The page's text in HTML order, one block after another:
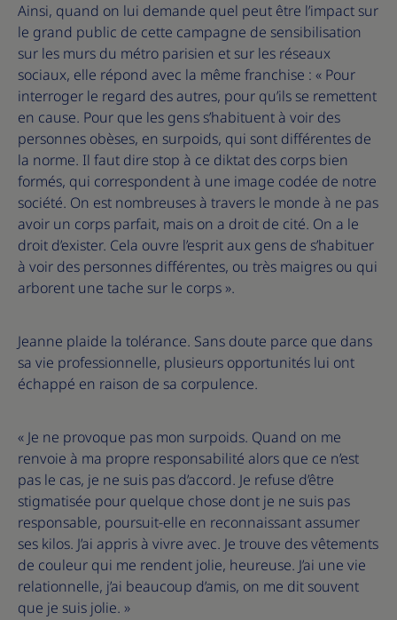
Ainsi, quand on lui demande quel peut être l’impact sur
le grand public de cette campagne de sensibilisation
sur les murs du métro parisien et sur les réseaux
sociaux, elle répond avec la même franchise : « Pour
interroger le regard des autres, pour qu’ils se remettent
en cause. Pour que les gens s’habituent à voir des
personnes obèses, en surpoids, qui sont différentes de
la norme. Il faut dire stop à ce diktat des corps bien
formés, qui correspondent à une image codée de notre
société. On est nombreuses à travers le monde à ne pas
avoir un corps parfait, mais on a droit de cité. On a le
droit d’exister. Cela ouvre l’esprit aux gens de s’habituer
à voir des personnes différentes, ou très maigres ou qui
arborent une tache sur le corps ».
Jeanne plaide la tolérance. Sans doute parce que dans
sa vie professionnelle, plusieurs opportunités lui ont
échappé en raison de sa corpulence.
« Je ne provoque pas mon surpoids. Quand on me
renvoie à ma propre responsabilité alors que ce n’est
pas le cas, je ne suis pas d’accord. Je refuse d’être
stigmatisée pour quelque chose dont je ne suis pas
responsable, poursuit-elle en reconnaissant assumer
ses kilos. J’ai appris à vivre avec. Je trouve des vêtements
de couleur qui me rendent jolie, heureuse. J’ai une vie
relationnelle, j’ai beaucoup d’amis, on me dit souvent
que je suis jolie. »